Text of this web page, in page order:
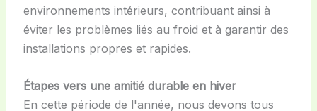
environnements intérieurs, contribuant ainsi à
éviter les problèmes liés au froid et à garantir des
installations propres et rapides.
Étapes vers une amitié durable en hiver
En cette période de l'année, nous devons tous